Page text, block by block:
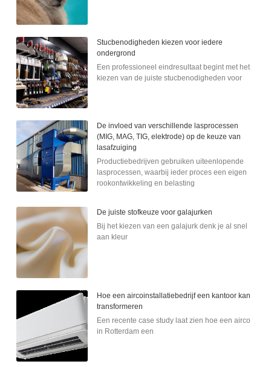
Stucbenodigheden kiezen voor iedere
ondergrond
Een professioneel eindresultaat begint met het
kiezen van de juiste stucbenodigheden voor
De invloed van verschillende lasprocessen
(MIG, MAG, TIG, elektrode) op de keuze van
lasafzuiging
Productiebedrijven gebruiken uiteenlopende
lasprocessen, waarbij ieder proces een eigen
rookontwikkeling en belasting
De juiste stofkeuze voor galajurken
Bij het kiezen van een galajurk denk je al snel
aan kleur
Hoe een aircoinstallatiebedrijf een kantoor kan
transformeren
Een recente case study laat zien hoe een airco
in Rotterdam een